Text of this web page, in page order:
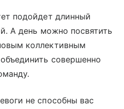
подойдет длинный
А день можно посвятить
коллективным
совершенно
не способны вас